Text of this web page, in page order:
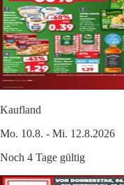
Kaufland
Mo. 10.8. - Mi. 12.8.2026
Noch 4 Tage gültig